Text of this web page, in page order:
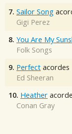
7. Sailor Song
Gigi Perez
8. You Are My
Folk Songs
9. Perfect acordes
Ed Sheeran
10. Heather
Conan Gray